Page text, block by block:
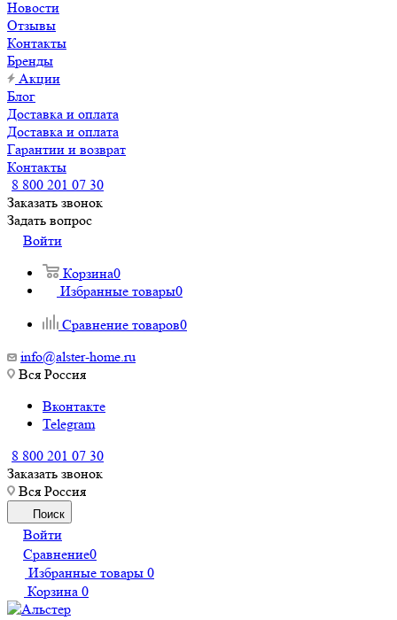
Новости
Отзывы
Контакты
Бренды
Акции
Блог
Доставка и оплата
Доставка и оплата
Гарантии и возврат
Контакты
8 800 201 07 30
Заказать звонок
Задать вопрос
Войти
Корзина0
Избранные товары0
Сравнение товаров0
info@alster-home.ru
Вся Россия
Вконтакте
Telegram
8 800 201 07 30
Заказать звонок
Вся Россия
Поиск
Войти
Сравнение0
Избранные товары 0
Корзина 0